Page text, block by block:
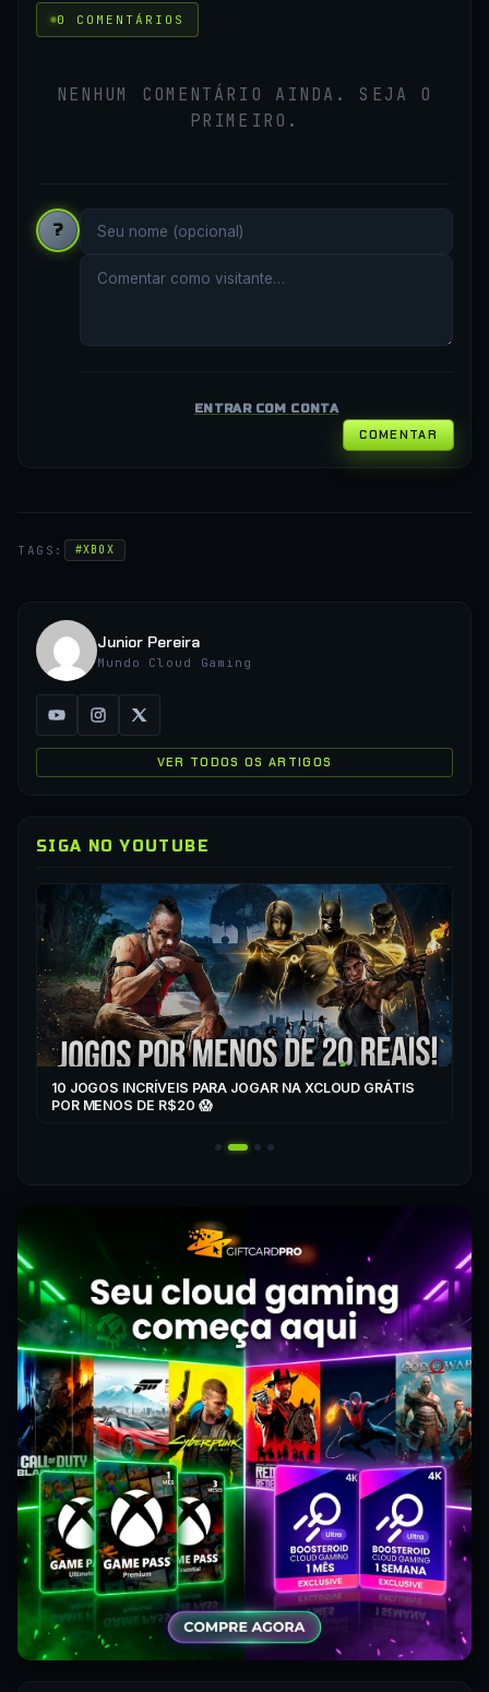
0 COMENTÁRIOS
NENHUM COMENTÁRIO AINDA. SEJA O
PRIMEIRO.
?
ENTRAR COM CONTA
COMENTAR
TAGS: #XBOX
Junior Pereira
Mundo Cloud Gaming
VER TODOS OS ARTIGOS
SIGA NO YOUTUBE
10 JOGOS INCRÍVEIS PARA JOGAR NA XCLOUD GRÁTIS
POR MENOS DE R$20 😱